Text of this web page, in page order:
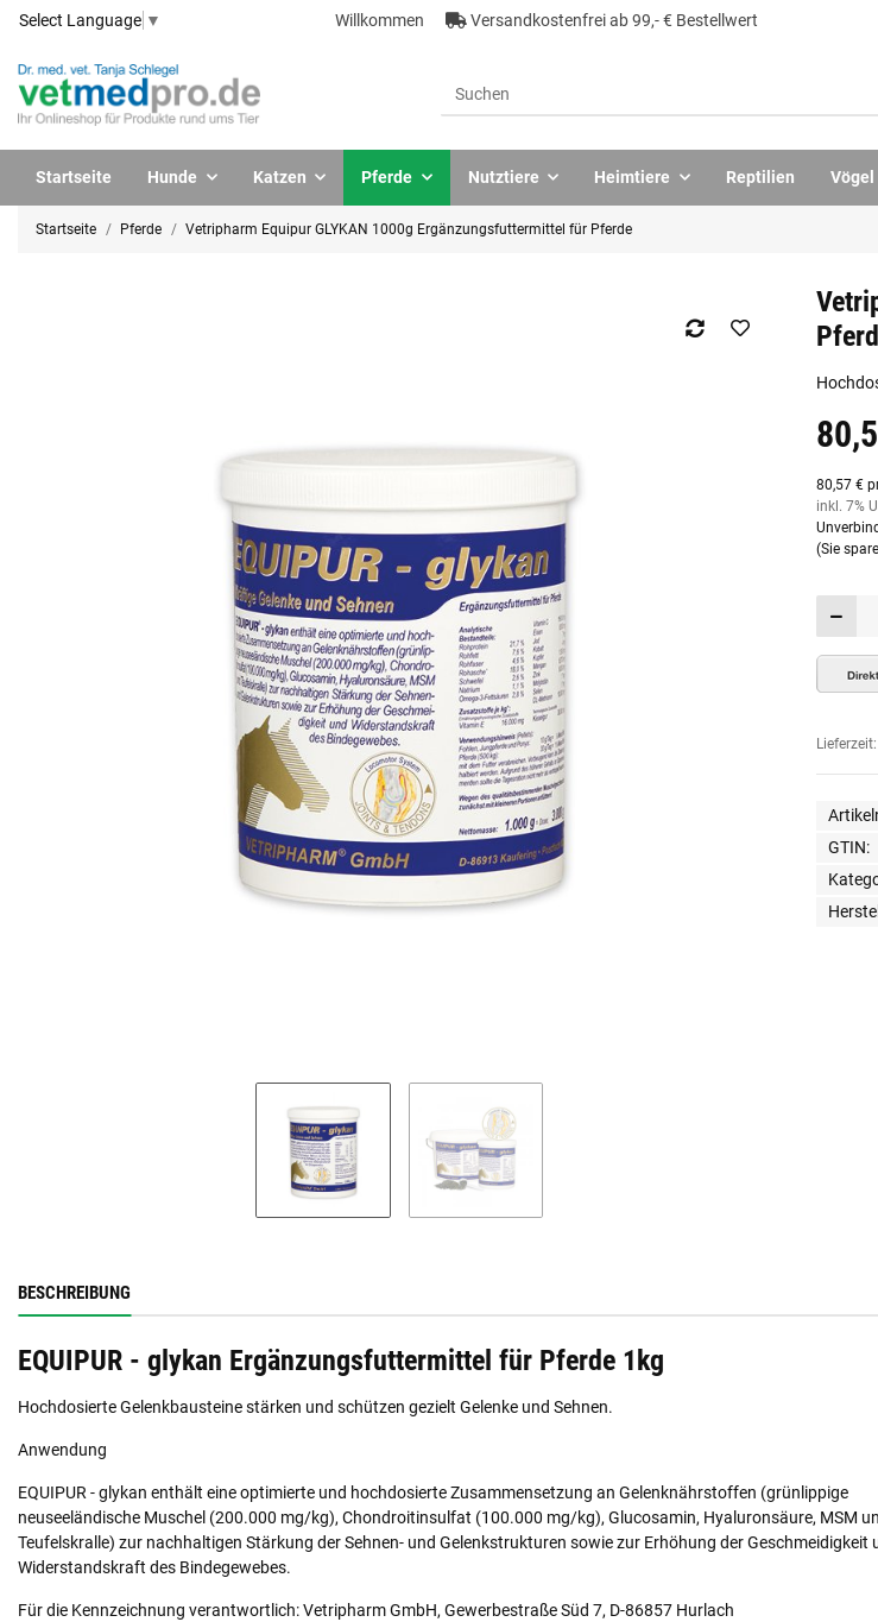
Select Language ▼ Willkommen Versandkostenfrei ab 99,- € Bestellwert
Hunde Katzen Pferde Nutztiere Heimtiere Reptilien Vögel
Startseite
Startseite Pferde Vetripharm Equipur GLYKAN 1000g Ergänzungsfuttermittel für Pferde
80,57 €
inkl. 7%
(Sie
Lieferzeit:
GTIN:
BESCHREIBUNG
EQUIPUR - glykan Ergänzungsfuttermittel für Pferde 1kg
Hochdosierte Gelenkbausteine stärken und schützen gezielt Gelenke und Sehnen.
Anwendung
EQUIPUR - glykan enthält eine optimierte und hochdosierte Zusammensetzung an Gelenknährstoffen (grünlippige
neuseeländische Muschel (200.000 mg/kg), Chondroitinsulfat (100.000 mg/kg), Glucosamin, Hyaluronsäure, MSM
Teufelskralle) zur nachhaltigen Stärkung der Sehnen- und Gelenkstrukturen sowie zur Erhöhung der Geschmeidigkeit
Widerstandskraft des Bindegewebes.
Für die Kennzeichnung verantwortlich: Vetripharm GmbH, Gewerbestraße Süd 7, D-86857 Hurlach